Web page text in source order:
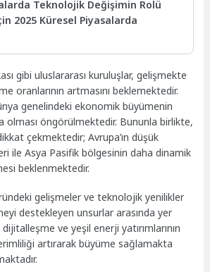
Teknolojik Değişimin Rolü
2025 Küresel Piyasalarda
gibi uluslararası kuruluşlar, gelişmekte
oranlarının artmasını beklemektedir.
genelindeki ekonomik büyümenin
olması öngörülmektedir. Bununla birlikte,
çekmektedir; Avrupa’ın düşük
ile Asya Pasifik bölgesinin daha dinamik
beklenmektedir.
gelişmeler ve teknolojik yenilikler
destekleyen unsurlar arasında yer
ve yeşil enerji yatırımlarının
artırarak büyüme sağlamakta